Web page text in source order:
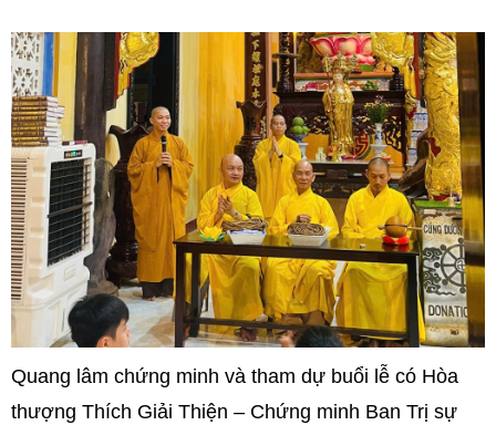
Quang lâm chứng minh và tham dự buổi lễ có Hòa
thượng Thích Giải Thiện – Chứng minh Ban Trị sự